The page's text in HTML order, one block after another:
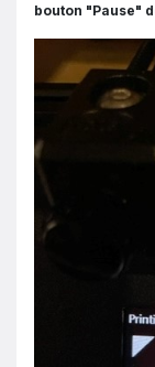
bouton "Pause"